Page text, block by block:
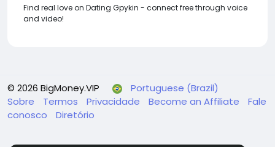
Find real love on Dating Gpykin - connect free through voice
and video!
© 2026 BigMoney.VIP
Portuguese (Brazil)
Sobre
Termos Privacidade Become an Affiliate
Fale
conosco
Diretório